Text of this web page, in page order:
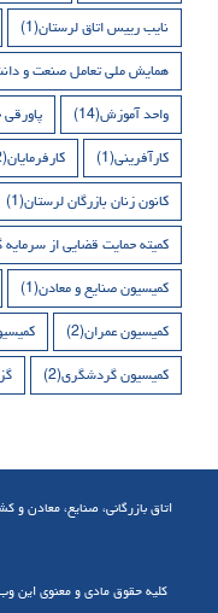
نایب رییس اتاق لرستان(1)
همایش ملی تعامل صنعت و
واحد آموزش(14)
کارآفرینی(1) کارفرمایان(2)
کانون زنان بازرگان لرستان(1)
کمیته حمایت قضایی از
کمیسیون صنایع و معادن(1)
کمیسیون عمران(2)
کمیسیون گردشگری(2)
اتاق بازرگانی، صنایع،
کلیه حقوق مادی و معنوی این